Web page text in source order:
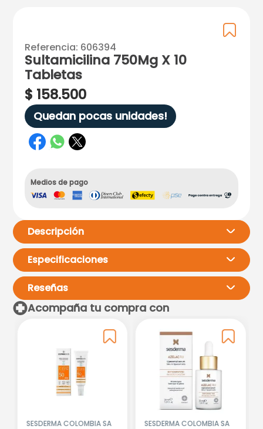
Referencia: 606394
Sultamicilina 750Mg X 10
Tabletas
$ 158.500
Quedan pocas unidades!
Medios de pago
Descripción
Especificaciones
Reseñas
Por favor, inicia sesión para
escribir un comentario.
Más reciente
Acompaña tu compra con
SESDERMA COLOMBIA SA SESDERMA COLOMBIA SA